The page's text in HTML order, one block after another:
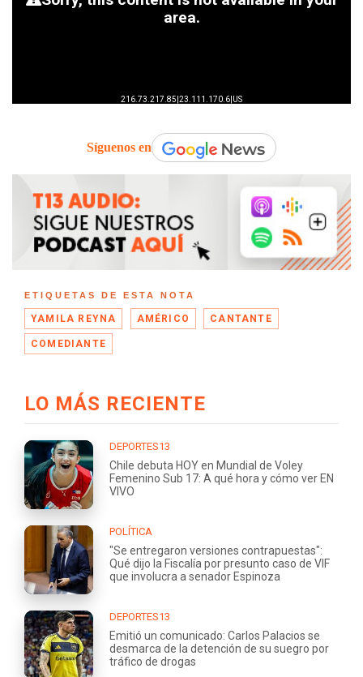
Síguenos en
ETIQUETAS DE ESTA NOTA
YAMILA REYNA AMÉRICO CANTANTE
COMEDIANTE
LO MÁS RECIENTE
DEPORTES13
Chile debuta HOY en Mundial de Voley
Femenino Sub 17: A qué hora y cómo ver EN
VIVO
POLÍTICA
"Se entregaron versiones contrapuestas":
Qué dijo la Fiscalía por presunto caso de VIF
que involucra a senador Espinoza
DEPORTES13
Emitió un comunicado: Carlos Palacios se
desmarca de la detención de su suegro por
tráfico de drogas